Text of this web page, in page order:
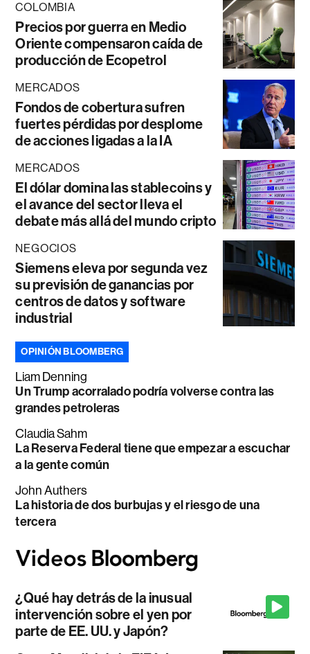
COLOMBIA
Precios por guerra en Medio
Oriente compensaron caída de
producción de Ecopetrol
MERCADOS
Fondos de cobertura sufren
fuertes pérdidas por desplome
de acciones ligadas a la IA
MERCADOS
El dólar domina las stablecoins y
el avance del sector lleva el
debate más allá del mundo cripto
NEGOCIOS
Siemens eleva por segunda vez
su previsión de ganancias por
centros de datos y software
industrial
OPINIÓN BLOOMBERG
Liam Denning
Un Trump acorralado podría volverse contra las
grandes petroleras
Claudia Sahm
La Reserva Federal tiene que empezar a escuchar
a la gente común
John Authers
La historia de dos burbujas y el riesgo de una
tercera
¿Qué hay detrás de la inusual
intervención sobre el yen por
parte de EE. UU. y Japón?